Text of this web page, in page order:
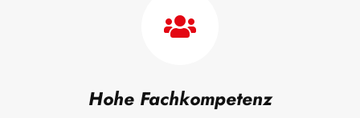
Hohe Fachkompetenz